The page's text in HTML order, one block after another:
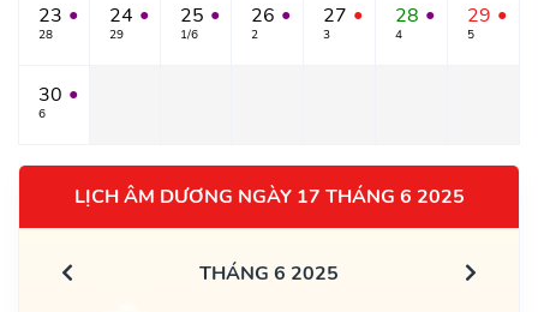
23 ●
28
24 ●
29
25 ●
1/6
26 ●
2
27 ●
3
28 ●
4
29 ●
5
30 ●
6
LỊCH ÂM DƯƠNG NGÀY 17 THÁNG 6 2025
THÁNG 6 2025